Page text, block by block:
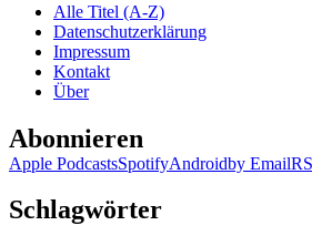
Alle Titel (A-Z)
Datenschutzerklärung
Impressum
Kontakt
Über
Abonnieren
Apple PodcastsSpotifyAndroidby Email
Schlagwörter